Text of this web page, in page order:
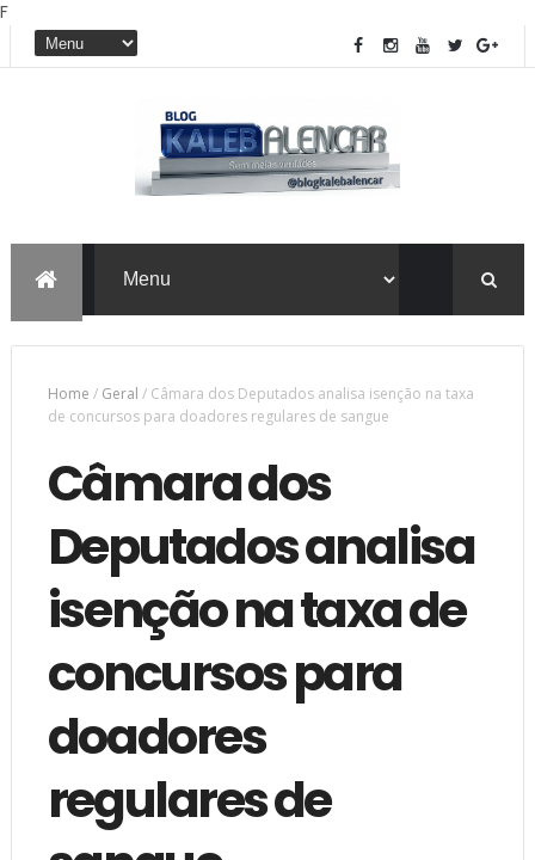
F
Home / Geral / Câmara dos Deputados analisa isenção na taxa
de concursos para doadores regulares de sangue
Câmara dos
Deputados analisa
isenção na taxa de
concursos para
doadores
regulares de